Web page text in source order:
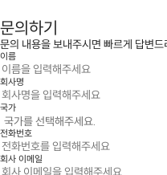
문의하기
문의 내용을 보내주시면 빠르게 답변드
이름
회사명
국가
전화번호
회사 이메일